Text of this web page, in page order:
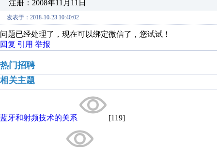
注册：2008年11月11日
发表于：2018-10-23 10:40:02
问题已经处理了，现在可以绑定微信了，您试试！
回复 引用 举报
热门招聘
相关主题
蓝牙和射频技术的关系 [119]